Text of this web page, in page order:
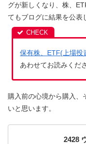
グが新しくなり、株、
てもブログに結果を公表
保有株、ETF(上場投
あわせてお読みくだ
購入前の心境から購入、
いと思います。
2428